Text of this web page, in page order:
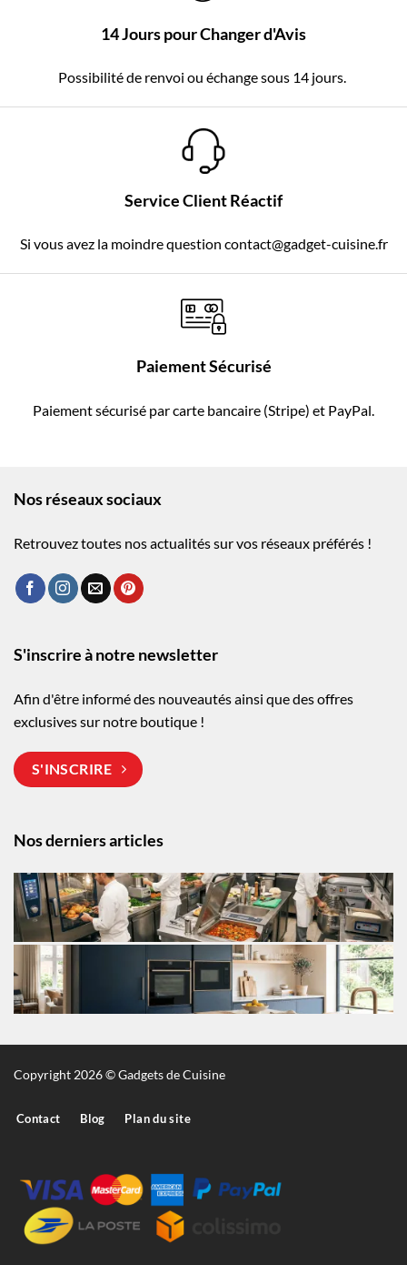
14 Jours pour Changer d'Avis
Possibilité de renvoi ou échange sous 14 jours.
Service Client Réactif
Si vous avez la moindre question contact@gadget-cuisine.fr
Paiement Sécurisé
Paiement sécurisé par carte bancaire (Stripe) et PayPal.
Nos réseaux sociaux
Retrouvez toutes nos actualités sur vos réseaux préférés !
Nos derniers articles
S'inscrire à notre newsletter
Afin d'être informé des nouveautés ainsi que des offres
exclusives sur notre boutique !
S'INSCRIRE
Copyright 2026 © Gadgets de Cuisine
Contact Blog Plan du site